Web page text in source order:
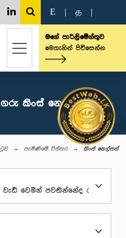
E த
මගේ පාර්ලිමේන්තුව
මෙතැනින් පිවිසෙන්න
ගරු කිංස් නෙල්සන්
පැමිණීමේ විස්තර කිංස් නෙල්සන්